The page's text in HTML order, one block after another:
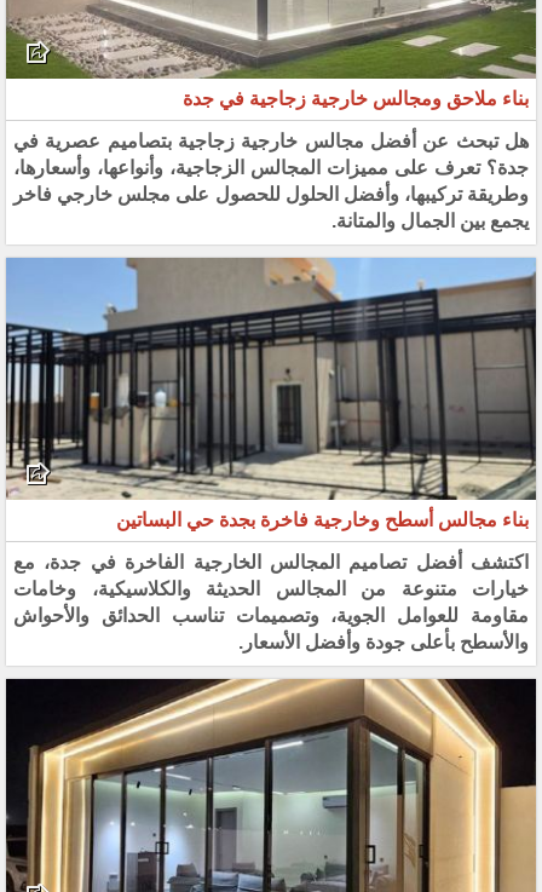
بناء ملاحق ومجالس خارجية زجاجية في جدة
هل تبحث عن أفضل مجالس خارجية زجاجية بتصاميم عصرية في
جدة؟ تعرف على مميزات المجالس الزجاجية، وأنواعها، وأسعارها،
وطريقة تركيبها، وأفضل الحلول للحصول على مجلس خارجي فاخر
يجمع بين الجمال والمتانة.
بناء مجالس أسطح وخارجية فاخرة بجدة حي البساتين
اكتشف أفضل تصاميم المجالس الخارجية الفاخرة في جدة، مع
خيارات متنوعة من المجالس الحديثة والكلاسيكية، وخامات
مقاومة للعوامل الجوية، وتصميمات تناسب الحدائق والأحواش
والأسطح بأعلى جودة وأفضل الأسعار.